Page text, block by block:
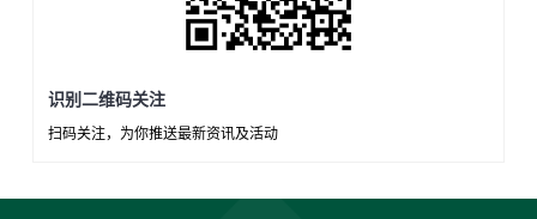
识别二维码关注
扫码关注，为你推送最新资讯及活动